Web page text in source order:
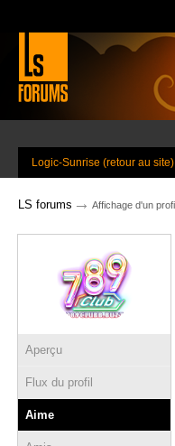
Logic-Sunrise (retour au site)
LS forums → Affichage d'un
Aperçu
Flux du profil
Aime